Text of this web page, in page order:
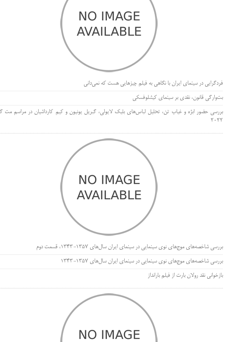
فردگرایی در سینمای ایران با نگاهی به فیلم چیزهایی هست که نمی‌دانی
بت‌وارگی قانون، نقدی بر سینمای کیشلوفسکی
بررسی حضور ابژه و غیاب تن، تحلیل لباس‌های بلیک لایولی، گبریل یونیون و کیم کارداشیان در مراسم مت
۲۰۲۲
بررسی شاخصه‌های موج‌های نوی سینمایی در سینمای ایران سال‌های 1357-1343، قسمت دوم
بررسی شاخصه‌های موج‌های نوی سینمایی در سینمای ایران سال‌های 1357-1343
بازخوانی نقد رولان بارت از فیلم بارانداز